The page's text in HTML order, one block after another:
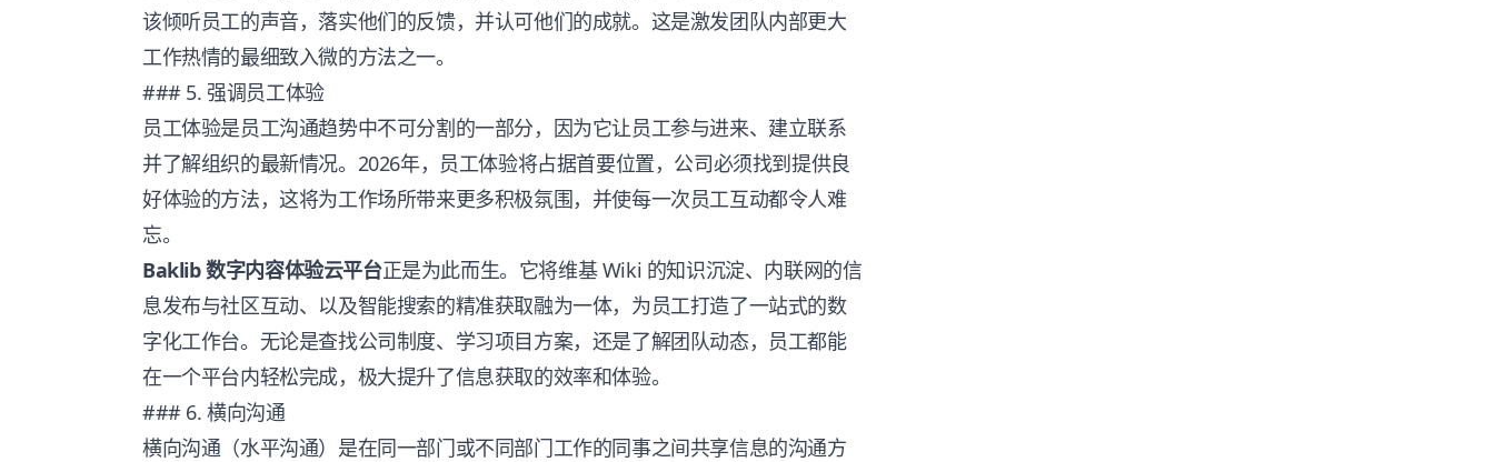
该倾听员工的声音，落实他们的反馈，并认可他们的成就。这是激发团队内部更大
工作热情的最细致入微的方法之一。
### 5. 强调员工体验
员工体验是员工沟通趋势中不可分割的一部分，因为它让员工参与进来、建立联系
并了解组织的最新情况。2026年，员工体验将占据首要位置，公司必须找到提供良
好体验的方法，这将为工作场所带来更多积极氛围，并使每一次员工互动都令人难
忘。
Baklib 数字内容体验云平台正是为此而生。它将维基 Wiki 的知识沉淀、内联网的信
息发布与社区互动、以及智能搜索的精准获取融为一体，为员工打造了一站式的数
字化工作台。无论是查找公司制度、学习项目方案，还是了解团队动态，员工都能
在一个平台内轻松完成，极大提升了信息获取的效率和体验。
### 6. 横向沟通
横向沟通（水平沟通）是在同一部门或不同部门工作的同事之间共享信息的沟通方